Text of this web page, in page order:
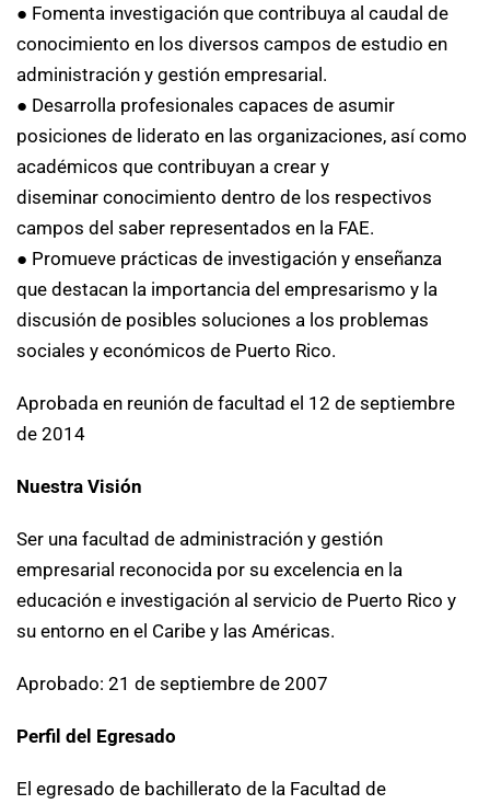
● Fomenta investigación que contribuya al caudal de
conocimiento en los diversos campos de estudio en
administración y gestión empresarial.
● Desarrolla profesionales capaces de asumir
posiciones de liderato en las organizaciones, así como
académicos que contribuyan a crear y
diseminar conocimiento dentro de los respectivos
campos del saber representados en la FAE.
● Promueve prácticas de investigación y enseñanza
que destacan la importancia del empresarismo y la
discusión de posibles soluciones a los problemas
sociales y económicos de Puerto Rico.
Aprobada en reunión de facultad el 12 de septiembre
de 2014
Nuestra Visión
Ser una facultad de administración y gestión
empresarial reconocida por su excelencia en la
educación e investigación al servicio de Puerto Rico y
su entorno en el Caribe y las Américas.
Aprobado: 21 de septiembre de 2007
Perfil del Egresado
El egresado de bachillerato de la Facultad de